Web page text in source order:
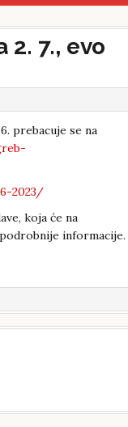
2. 7., evo
prebacuje se na
2023/
koja će na
informacije.